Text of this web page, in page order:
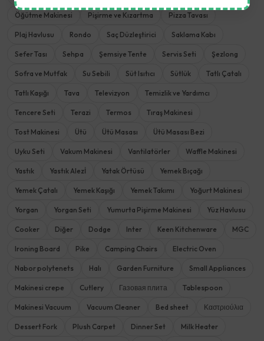
Öğütme Makinesi Pişirme ve Kızartma Pizza Tavası
Plaj Havlusu Rondo Saç Düzleştirici Saklama Kabı
Sefer Tası Sehpa Şemsiye Tente Servis Seti Şezlong
Sofra ve Mutfak Su Sebili Süt Isıtıcı Sütlük Tatlı Çatalı
Tatlı Kaşığı Tava Televizyon Temizlik ve Yardımcı
Tencere Seti Terazi Termos Tıraş Makinesi
Tost Makinesi Ütü Ütü Masası Ütü Masası Bezi
Uyku Seti Vakum Makinesi Vantilatörler Waffle Makinesi
Yastık Yastık Alezİ Yatak Örtüsü Yemek Bıçağı
Yemek Çatalı Yemek Kaşığı Yemek Takımı Yoğurt Makinesi
Yorgan Yorgan Seti Yumurta Pişirme Makinesi Yüz Havlusu
Cooker Diğer Dodge Inter Keen Kitchenware MGC
Ironing Board Pike Camping Chairs Electric Oven
Nabor polytenets Halı Garden Furniture Small Appliances
Makinesi crepe Cutlery Газовая плита Tablespoon
Makinesi Vacuum Vacuum Cleaner Bed sheet Καστριούλια
Dessert Fork Plush Carpet Dinner Set Milk Heater